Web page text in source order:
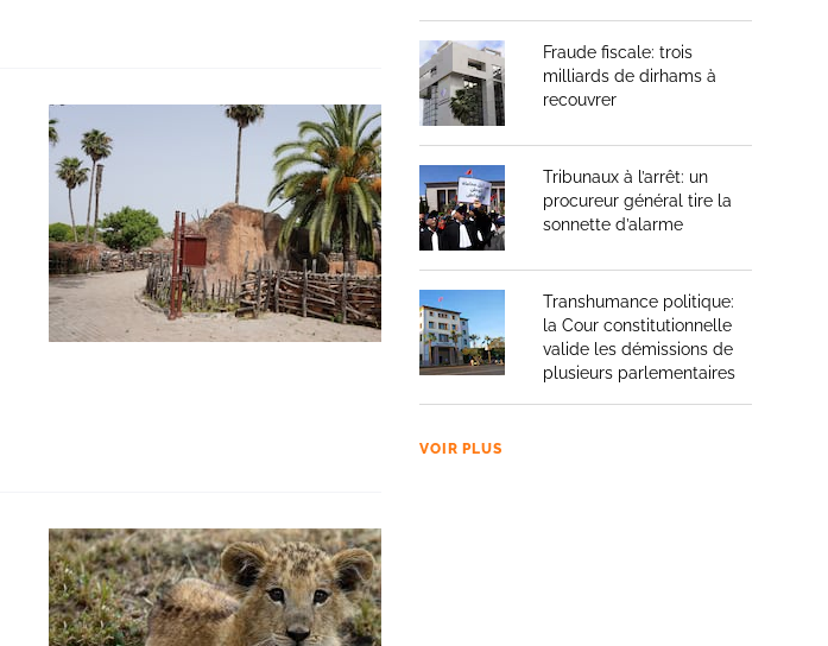
Fraude fiscale: trois
milliards de dirhams à
recouvrer
Tribunaux à l’arrêt: un
procureur général tire la
sonnette d’alarme
Transhumance politique:
la Cour constitutionnelle
valide les démissions de
plusieurs parlementaires
VOIR PLUS